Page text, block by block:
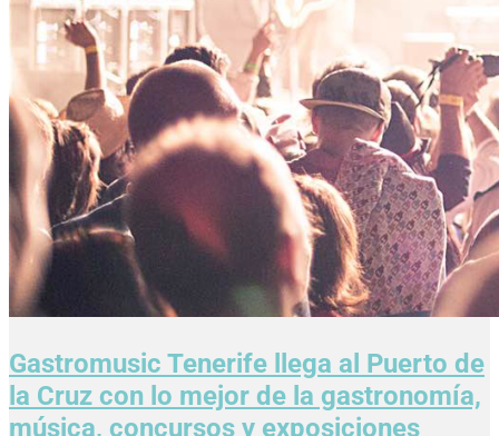
Gastromusic Tenerife llega al Puerto de
la Cruz con lo mejor de la gastronomía,
música, concursos y exposiciones